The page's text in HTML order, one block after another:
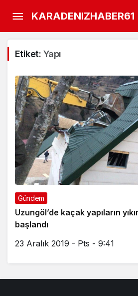
KARADENIZHABER61
Etiket: Yapı
Gündem
Uzungöl’de kaçak yapıların
başlandı
23 Aralık 2019 - Pts - 9:41